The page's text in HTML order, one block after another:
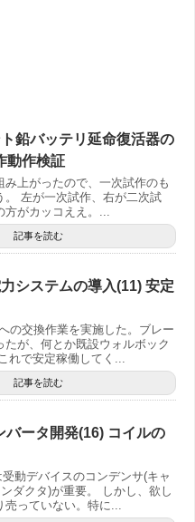
鉛バッテリ延命復活器の
動作検証
み上がったので、一次試作のも
。 左が一次試作、右が二次試
がカッコええ。...
記事を読む
システムの導入(11) 安定
の交換作業を実施した。ブレー
たが、何とか既設ウォルボック
れで安定稼働してく...
記事を読む
バータ開発(16) コイルの
動デバイスのコンデンサ(キャ
ダクタ)が重要。 しかし、欲し
っていない。特に...